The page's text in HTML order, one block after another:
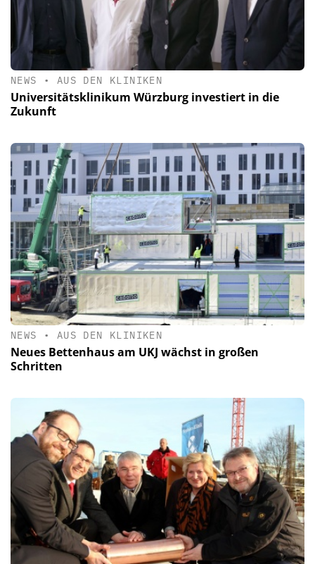
NEWS • AUS DEN KLINIKEN
Universitätsklinikum Würzburg investiert in die
Zukunft
NEWS • AUS DEN KLINIKEN
Neues Bettenhaus am UKJ wächst in großen
Schritten